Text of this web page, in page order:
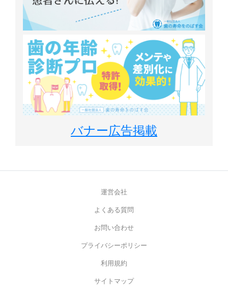
バナー広告掲載
運営会社
よくある質問
お問い合わせ
プライバシーポリシー
利用規約
サイトマップ